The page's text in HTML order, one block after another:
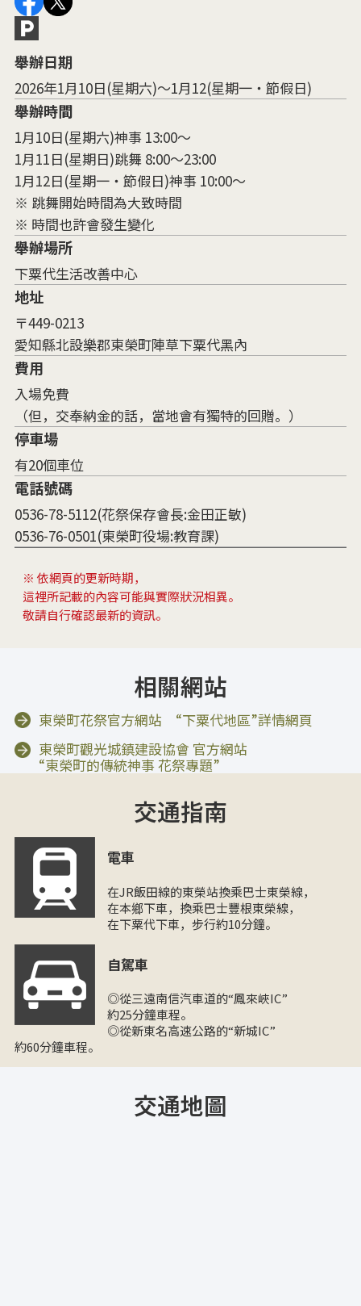
舉辦日期
2026年1月10日(星期六)～1月12(星期一・節假日)
舉辦時間
1月10日(星期六)神事 13:00～
1月11日(星期日)跳舞 8:00～23:00
1月12日(星期一・節假日)神事 10:00～
※ 跳舞開始時間為大致時間
※ 時間也許會發生變化
舉辦場所
下粟代生活改善中心
地址
〒449-0213
愛知縣北設樂郡東榮町陣草下粟代黑內
費用
入場免費
（但，交奉納金的話，當地會有獨特的回贈。）
停車場
有20個車位
電話號碼
0536-78-5112(花祭保存會長:金田正敏)
0536-76-0501(東榮町役場:教育課)
※ 依網頁的更新時期，
這裡所記載的內容可能與實際狀況相異。
敬請自行確認最新的資訊。
相關網站
東榮町花祭官方網站 “下粟代地區”詳情網頁
東榮町觀光城鎮建設協會 官方網站
“東榮町的傳統神事 花祭專題”
交通指南
電車
在JR飯田線的東榮站換乘巴士東榮線，
在本鄉下車，換乘巴士豐根東榮線，
在下粟代下車，步行約10分鐘。
自駕車
◎從三遠南信汽車道的“鳳來峽IC”
約25分鐘車程。
◎從新東名高速公路的“新城IC”
約60分鐘車程。
交通地圖